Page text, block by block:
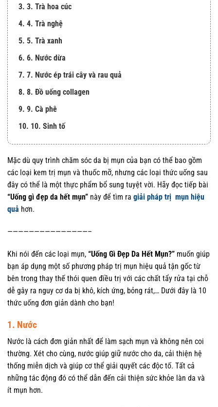
3. 3. Trà hoa cúc
4. 4. Trà nghệ
5. 5. Trà xanh
6. 6. Nước dừa
7. 7. Nước ép trái cây và rau quả
8. 8. Đồ uống collagen
9. 9. Cà phê
10. 10. Sinh tố
Mặc dù quy trình chăm sóc da bị mụn của bạn có thể bao gồm
các loại kem trị mụn và thuốc mỡ, nhưng các loại thức uống sau
đây có thể là một thực phẩm bổ sung tuyệt vời. Hãy đọc tiếp bài
“Uống gì đẹp da hết mụn” này để tìm ra giải pháp trị mụn hiệu
quả hơn.
———————————————–
Khi nói đến các loại mụn, “Uống Gì Đẹp Da Hết Mụn?” muốn giúp
bạn áp dụng một số phương pháp trị mụn hiệu quả tận gốc từ
bên trong thay thế thói quen điều trị với các chất tẩy rửa tại chỗ
dễ gây ra nguy cơ da bị khô, kích ứng, bỏng rát,… Dưới đây là 10
thức uống đơn giản dành cho bạn!
1. Nước
Nước là cách đơn giản nhất để làm sạch mụn và không nên coi
thường. Xét cho cùng, nước giúp giữ nước cho da, cải thiện hệ
thống miễn dịch và giúp cơ thể giải quyết các độc tố. Tất cả
những tác động đó có thể dẫn đến cải thiện sức khỏe làn da và
ít mụn hơn.